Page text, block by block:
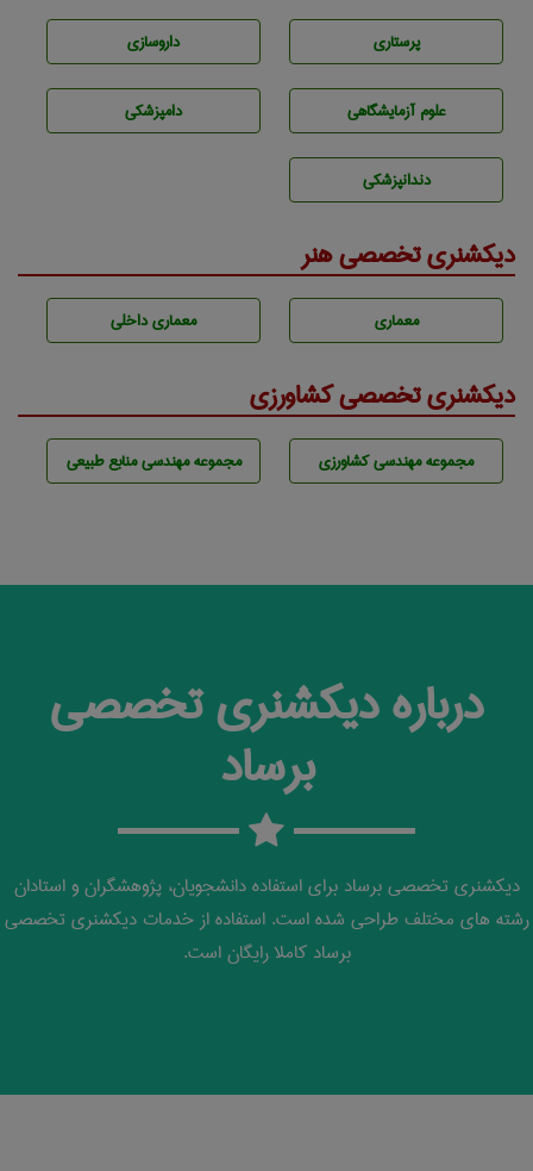
پرستاری داروسازی
علوم آزمايشگاهی دامپزشكی
دندانپزشكی
دیکشنری تخصصی هنر
معماری معماری داخلی
دیکشنری تخصصی کشاورزی
مجموعه مهندسی كشاورزی مجموعه مهندسی منابع طبيعی
درباره دیکشنری تخصصی
برساد
دیکشنری تخصصی برساد برای استفاده دانشجویان، پژوهشگران و استادان
رشته های مختلف طراحی شده است. استفاده از خدمات دیکشنری تخصصی
برساد کاملا رایگان است.